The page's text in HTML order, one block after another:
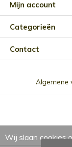
Mijn account
Categorieën
Contact
Algemene
Wij slaan cookies